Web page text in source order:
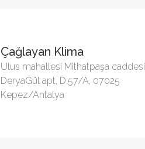
Çağlayan Klima
Ulus mahallesi Mithatpaşa caddesi
DeryaGül apt, D:57/A, 07025
Kepez/Antalya